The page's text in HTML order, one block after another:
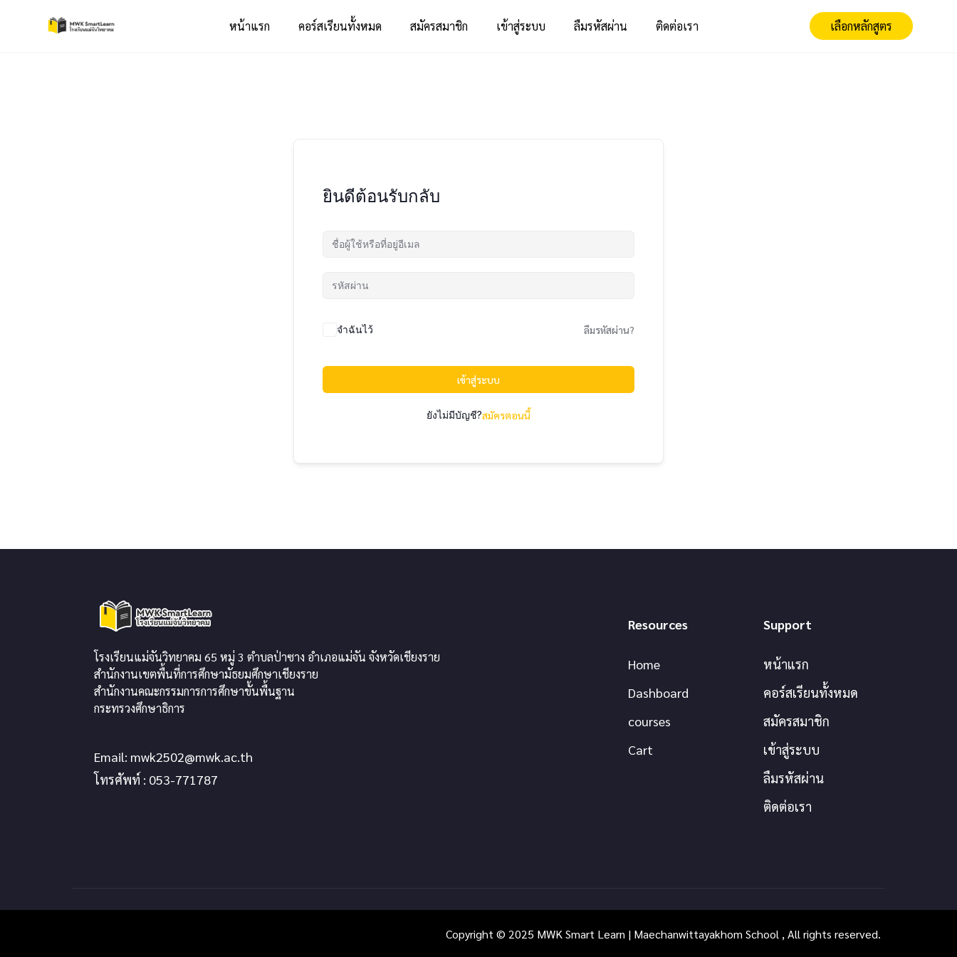
หน้าแรก คอร์สเรียนทั้งหมด สมัครสมาชิก เข้าสู่ระบบ ลืมรหัสผ่าน ติดต่อเรา เลือกหลักสูตร
ยินดีต้อนรับกลับ
จำฉันไว้ ลืมรหัสผ่าน?
เข้าสู่ระบบ
ยังไม่มีบัญชี?สมัครตอนนี้
โรงเรียนแม่จันวิทยาคม 65 หมู่ 3 ตำบลป่าซาง อำเภอแม่จัน จังหวัดเชียงราย
สำนักงานเขตพื้นที่การศึกษามัธยมศึกษาเชียงราย
สำนักงานคณะกรรมการการศึกษาขั้นพื้นฐาน
กระทรวงศึกษาธิการ
Email: mwk2502@mwk.ac.th
โทรศัพท์ : 053-771787
Resources
Home
Dashboard
courses
Cart
Support
หน้าแรก
คอร์สเรียนทั้งหมด
สมัครสมาชิก
เข้าสู่ระบบ
ลืมรหัสผ่าน
ติดต่อเรา
Copyright © 2025 MWK Smart Learn | Maechanwittayakhom School , All rights reserved.